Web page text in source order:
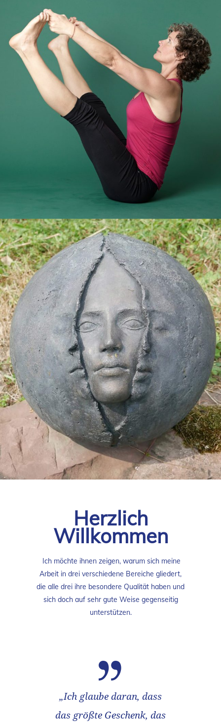
BEWEGEN
BEGREIFEN
Herzlich
Willkommen
Ich möchte ihnen zeigen, warum sich meine
Arbeit in drei verschiedene Bereiche gliedert,
die alle drei ihre besondere Qualität haben und
sich doch auf sehr gute Weise gegenseitig
unterstützen.
„Ich glaube daran, dass
das größte Geschenk, das